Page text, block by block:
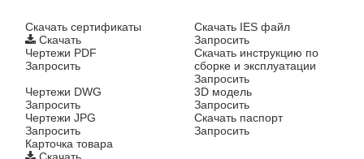
Cкачать сертификаты
Скачать
Скачать IES файл
Запросить
Чертежи PDF
Запросить
Скачать инструкцию по
сборке и эксплуатации
Запросить
Чертежи DWG
Запросить
3D модель
Запросить
Чертежи JPG
Запросить
Скачать паспорт
Запросить
Карточка товара